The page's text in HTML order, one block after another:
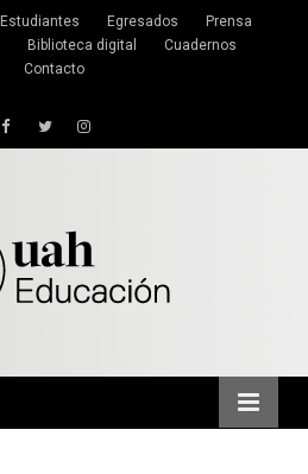
Estudiantes Egresados
Prensa
Biblioteca digital
Cuadernos
Contacto
FacebookTwitterInstagram